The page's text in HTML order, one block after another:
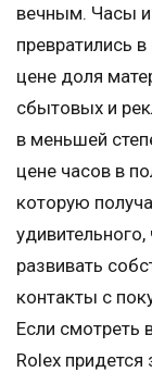
вечным. Часы
превратились
цене доля
сбытовых и
в меньшей
цене часов в
которую
развивать
контакты с
Если смотреть
Rolex придется